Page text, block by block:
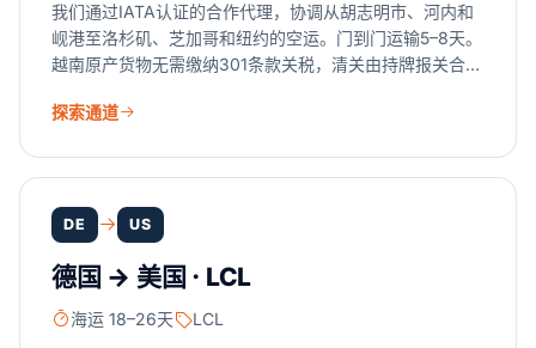
我们通过IATA认证的合作代理，协调从胡志明市、河内和
岘港至洛杉矶、芝加哥和纽约的空运。门到门运输5–8天。
越南原产货物无需缴纳301条款关税，清关由持牌报关合作
探索通道
DE US
德国 → 美国 · LCL
海运 18–26天 LCL